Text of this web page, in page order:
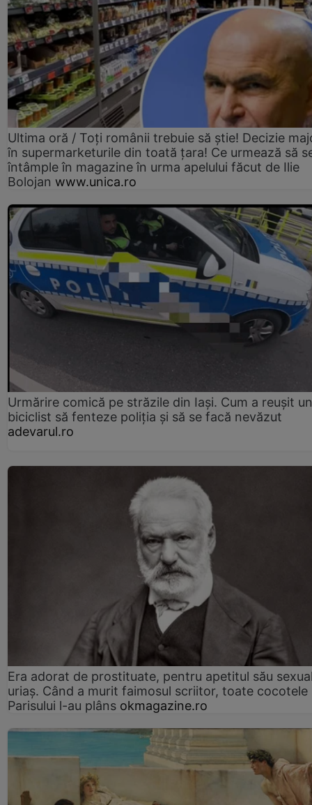
Ultima oră / Toți românii trebuie să știe! Decizie
în supermarketurile din toată țara! Ce urmează să
întâmple în magazine în urma apelului făcut de Ilie
Bolojan www.unica.ro
Urmărire comică pe străzile din Iași. Cum a reușit un
biciclist să fenteze poliția și să se facă nevăzut
adevarul.ro
Era adorat de prostituate, pentru apetitul său
uriaș. Când a murit faimosul scriitor, toate cocotele
Parisului l-au plâns okmagazine.ro